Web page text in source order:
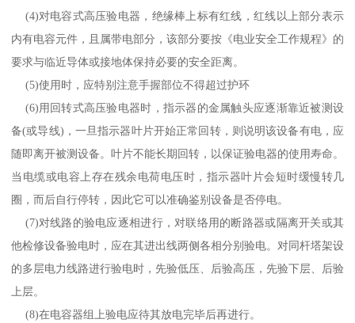
(4)对电容式高压验电器，绝缘棒上标有红线，红线以上部分表示
内有电容元件，且属带电部分，该部分要按《电业安全工作规程》的
要求与临近导体或接地体保持必要的安全距离。
(5)使用时，应特别注意手握部位不得超过护环
(6) 用回转式高压验电器时，指示器的金属触头应逐渐靠近被测设
备(或导线) ，一旦指示器叶片开始正常回转，则说明该设备有电，应
随即离开被测设备。叶片不能长期回转，以保证验电器的使用寿命。
当电缆或电容上存在残余电荷电压时，指示器叶片会短时缓慢转几
圈，而后自行停转，因此它可以准确鉴别设备是否停电。
(7)对线路的验电应逐相进行，对联络用的断路器或隔离开关或其
他检修设备验电时，应在其进出线两侧各相分别验电。对同杆塔架设
的多层电力线路进行验电时，先验低压、后验高压，先验下层、后验
上层。
(8)在电容器组上验电应待其放电完毕后再进行。